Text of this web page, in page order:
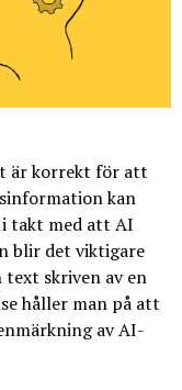
är korrekt för att
kan
takt med att AI
blir det viktigare
skriven av en
håller man på att
av AI-